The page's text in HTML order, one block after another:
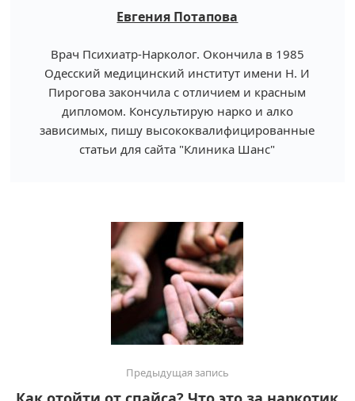
Евгения Потапова
Врач Психиатр-Нарколог. Окончила в 1985
Одесский медицинский институт имени Н. И
Пирогова закончила с отличием и красным
дипломом. Консультирую нарко и алко
зависимых, пишу высококвалифицированные
статьи для сайта "Клиника Шанс"
Предыдущая запись